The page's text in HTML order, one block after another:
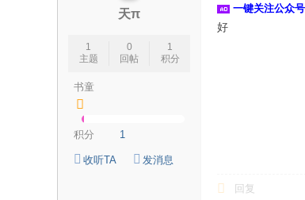
天π
1
主题
0
回帖
1
积分
书童
积分 1
收听TA 发消息
一键关注公众
好
回复